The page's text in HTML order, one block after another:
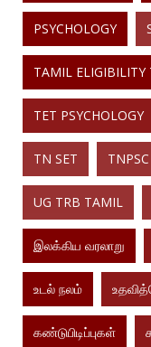
PSYCHOLOGY
TAMIL ELIGIBILITY
TET PSYCHOLOGY
TN SET
UG TRB TAMIL
இலக்கிய வரலாறு
உடல் நலம்
கண்டுபிடிப்புகள்